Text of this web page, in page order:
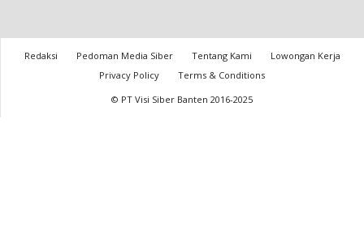
Redaksi Pedoman Media Siber Tentang Kami
Lowongan Kerja
Privacy Policy
Terms & Conditions
© PT Visi Siber Banten 2016-2025